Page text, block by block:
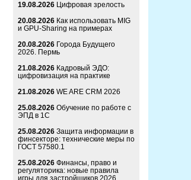
19.08.2026 Цифровая зрелость
20.08.2026 Как использовать MIG
и GPU-Sharing на примерах
20.08.2026 Города Будущего
2026. Пермь
21.08.2026 Кадровый ЭДО:
цифровизация на практике
21.08.2026 WE ARE CRM 2026
25.08.2026 Обучение по работе с
ЭПД в 1С
25.08.2026 Защита информации в
финсекторе: технические меры по
ГОСТ 57580.1
25.08.2026 Финансы, право и
регуляторика: новые правила